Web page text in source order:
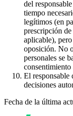
del
tiempo
legítimos (en
prescripción
aplicable),
oposición. No
personales se
consentimiento
El responsable
decisiones
Fecha de la última